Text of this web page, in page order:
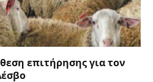
επιτήρησης για τον